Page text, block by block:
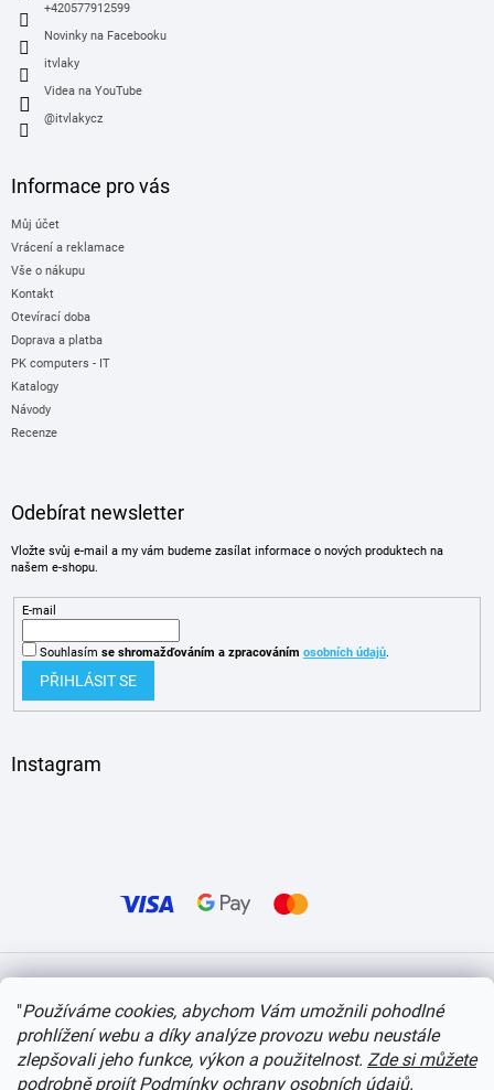
"Používáme cookies, abychom Vám umožnili pohodlné
prohlížení webu a díky analýze provozu webu neustále
zlepšovali jeho funkce, výkon a použitelnost. Zde si můžete
podrobně projít Podmínky ochrany osobních údajů.
+420577912599
Novinky na Facebooku
itvlaky
Videa na YouTube
@itvlakycz
Informace pro vás
Můj účet
Vrácení a reklamace
Vše o nákupu
Kontakt
Otevírací doba
Doprava a platba
PK computers - IT
Katalogy
Návody
Recenze
Odebírat newsletter
Vložte svůj e-mail a my vám budeme zasílat informace o nových produktech na
našem e-shopu.
E-mail
Souhlasím se shromažďováním a zpracováním osobních údajů.
PŘIHLÁSIT SE
Instagram
Copyright 2026 itvlaky.cz . Všechna práva vyhrazena. Upravit nastavení cookies